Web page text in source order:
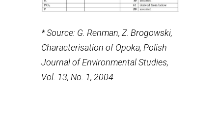
* Source: G. Renman, Z. Brogowski,
Characterisation of Opoka, Polish
Journal of Environmental Studies,
Vol. 13, No. 1, 2004